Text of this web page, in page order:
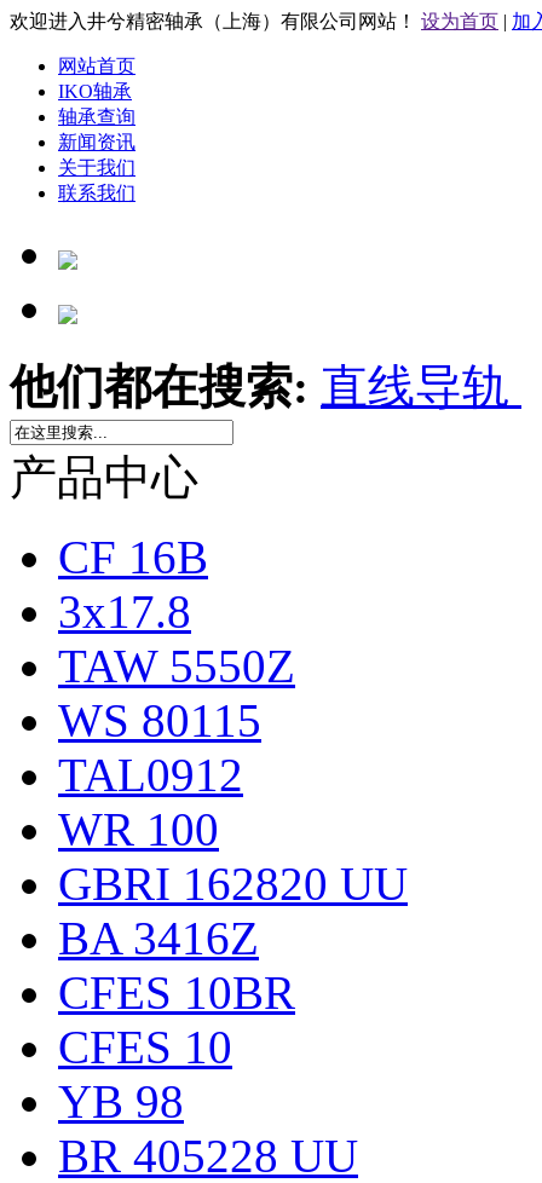
欢迎进入井兮精密轴承（上海）有限公司网站！ 设为首页 | 加
网站首页
IKO轴承
轴承查询
新闻资讯
关于我们
联系我们
他们都在搜索: 直线导轨
产品中心
CF 16B
3x17.8
TAW 5550Z
WS 80115
TAL0912
WR 100
GBRI 162820 UU
BA 3416Z
CFES 10BR
CFES 10
YB 98
BR 405228 UU